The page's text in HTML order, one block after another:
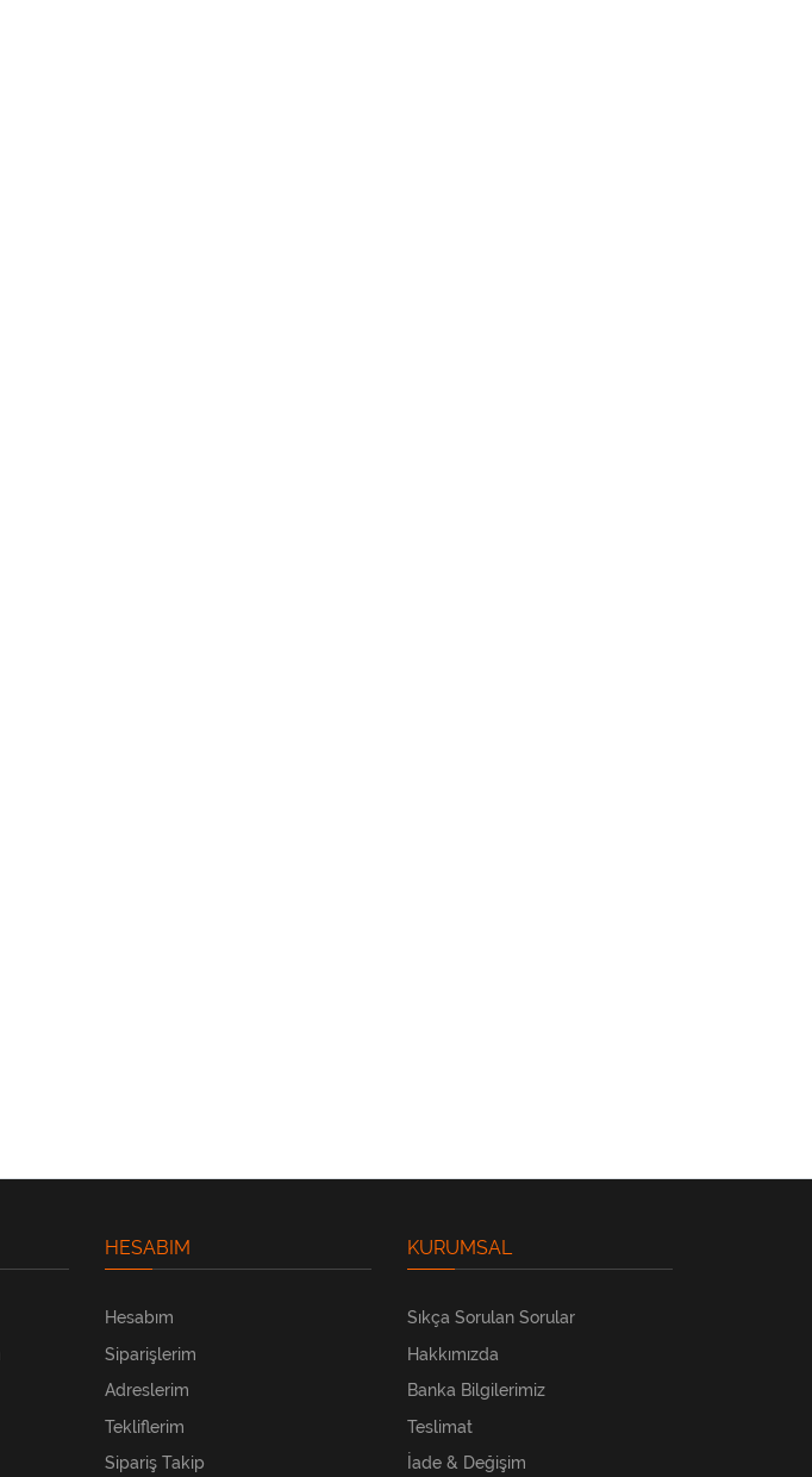
HESABIM
Hesabım
Siparişlerim
Adreslerim
Tekliflerim
Sipariş Takip
KURUMSAL
Sıkça Sorulan Sorular
Hakkımızda
Banka Bilgilerimiz
Teslimat
İade & Değişim